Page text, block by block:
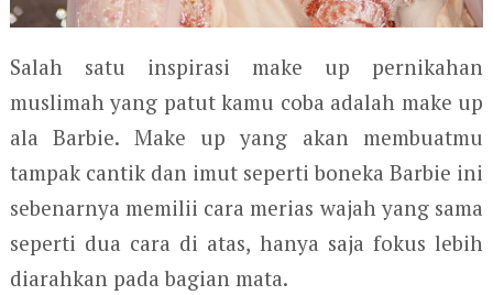
Salah satu inspirasi make up pernikahan
muslimah yang patut kamu coba adalah make up
ala Barbie. Make up yang akan membuatmu
tampak cantik dan imut seperti boneka Barbie ini
sebenarnya memilii cara merias wajah yang sama
seperti dua cara di atas, hanya saja fokus lebih
diarahkan pada bagian mata.